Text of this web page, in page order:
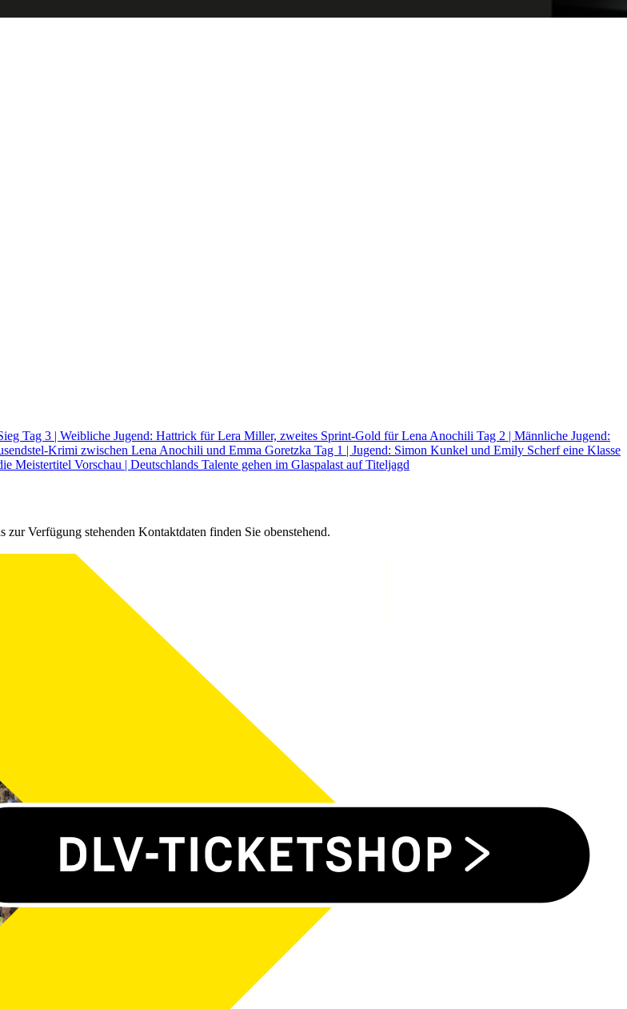
Tag 3 | Weibliche Jugend: Hattrick für Lera Miller, zweites Sprint-Gold für Lena Anochili Tag 2 | Männliche Jugend:
Krimi zwischen Lena Anochili und Emma Goretzka Tag 1 | Jugend: Simon Kunkel und Emily Scherf eine Klasse
Meistertitel Vorschau | Deutschlands Talente gehen im Glaspalast auf Titeljagd
Verfügung stehenden Kontaktdaten finden Sie obenstehend.